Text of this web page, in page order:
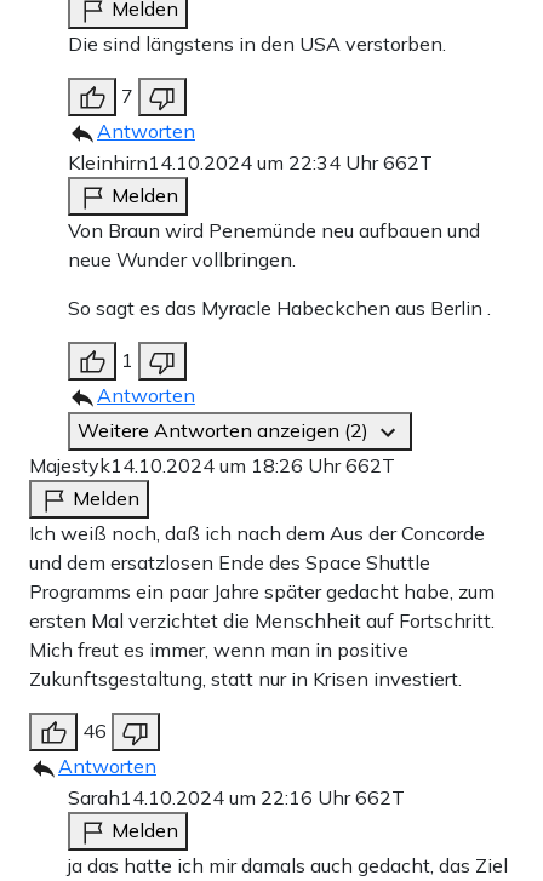
Melden
Die sind längstens in den USA verstorben.
7
Antworten
Kleinhirn14.10.2024 um 22:34 Uhr662T
Melden
Von Braun wird Penemünde neu aufbauen und
neue Wunder vollbringen.
So sagt es das Myracle Habeckchen aus Berlin .
1
Antworten
Weitere Antworten anzeigen (2)
Majestyk14.10.2024 um 18:26 Uhr662T
Melden
Ich weiß noch, daß ich nach dem Aus der Concorde
und dem ersatzlosen Ende des Space Shuttle
Programms ein paar Jahre später gedacht habe, zum
ersten Mal verzichtet die Menschheit auf Fortschritt.
Mich freut es immer, wenn man in positive
Zukunftsgestaltung, statt nur in Krisen investiert.
46
Antworten
Sarah14.10.2024 um 22:16 Uhr662T
Melden
ja das hatte ich mir damals auch gedacht, das Ziel